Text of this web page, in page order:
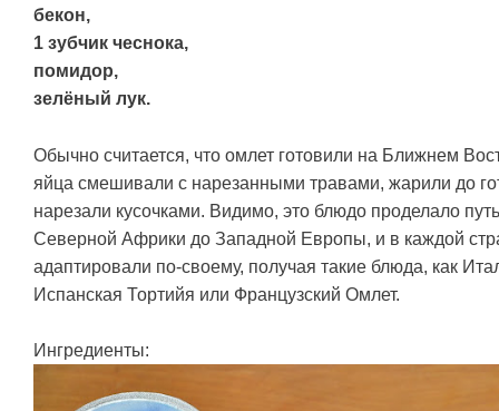
бекон,
1 зубчик чеснока,
помидор,
зелёный лук.
Обычно считается, что омлет готовили на Ближнем
яйца смешивали с нарезанными травами, жарили до
нарезали кусочками. Видимо, это блюдо проделало
Северной Африки до Западной Европы, и в каждой
адаптировали по-своему, получая такие блюда, как
Испанская Тортийя или Французский Омлет.
Ингредиенты: